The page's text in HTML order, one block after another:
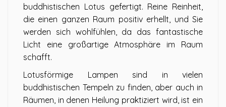
buddhistischen Lotus gefertigt. Reine Reinheit,
die einen ganzen Raum positiv erhellt, und Sie
werden sich wohlfühlen, da das fantastische
Licht eine großartige Atmosphäre im Raum
schafft.
Lotusförmige Lampen sind in vielen
buddhistischen Tempeln zu finden, aber auch in
Räumen, in denen Heilung praktiziert wird, ist ein